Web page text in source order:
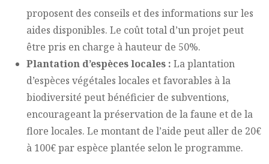
proposent des conseils et des informations sur les
aides disponibles. Le coût total d’un projet peut
être pris en charge à hauteur de 50%.
Plantation d’espèces locales : La plantation
d’espèces végétales locales et favorables à la
biodiversité peut bénéficier de subventions,
encourageant la préservation de la faune et de la
flore locales. Le montant de l’aide peut aller de 20€
à 100€ par espèce plantée selon le programme.